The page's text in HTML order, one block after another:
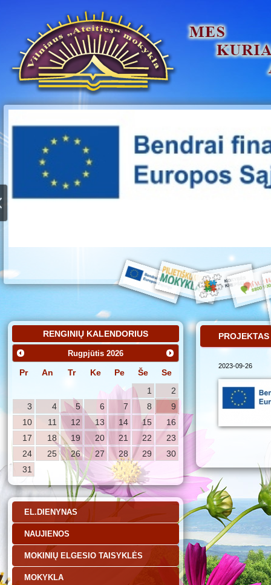
RENGINIŲ KALENDORIUS
Rugpjūtis 2026
Pr An Tr Ke Pe Še
Se
1
2
3
4 5 6 7 8
9
10
11 12 13 14 15
16
17
18 19 20 21 22
23
24
25 26 27 28 29
30
31
EL.DIENYNAS
NAUJIENOS
MOKINIŲ ELGESIO TAISYKLĖS
MOKYKLA
2023-09-26